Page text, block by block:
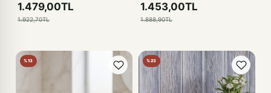
1.479,00TL
1.922,70TL
1.453,00TL
1.888,90TL
%13 %23